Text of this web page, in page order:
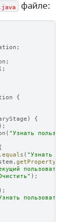
файле:
;
;
;
{
)
{
( "Узнать
equals ( "Узнать
. getProperty
пользователь: "
);
);
пользователя"